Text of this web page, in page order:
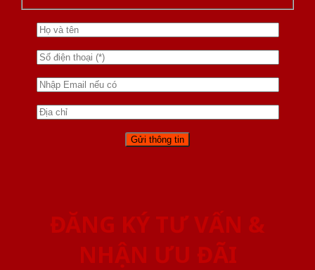
ĐĂNG KÝ TƯ VẤN &
NHẬN ƯU ĐÃI